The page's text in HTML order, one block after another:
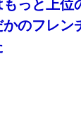
っと上位
のフレン